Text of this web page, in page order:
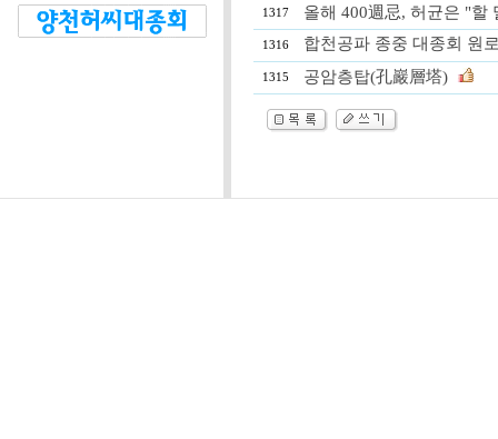
1317 올해 400週忌, 허균은 "할
1316 합천공파 종중 대종회 원
1315 공암층탑(孔巖層塔)